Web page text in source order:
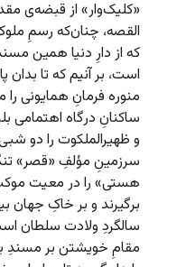
«کلیک‌وار» از قبضه‌ی
القصه، چنان‌که رسمِ
که از دارِ دنیا همین
است، بر آنیم که تا
منوره فرمانِ همایونی
ساکنانِ درگاه اهتمامی
و ظهیرالملکوت را دو
سرزمینِ مؤلفِ «قصر»
هستی» را در معیت
برگیرند و بر خاکِ جهان
سالگردِ ولادت سلطان
مقامِ خویشتن بر مسندِ